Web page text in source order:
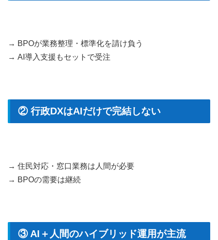
→ BPOが業務整理・標準化を請け負う
→ AI導入支援もセットで受注
② 行政DXはAIだけで完結しない
→ 住民対応・窓口業務は人間が必要
→ BPOの需要は継続
③ AI＋人間のハイブリッド運用が主流